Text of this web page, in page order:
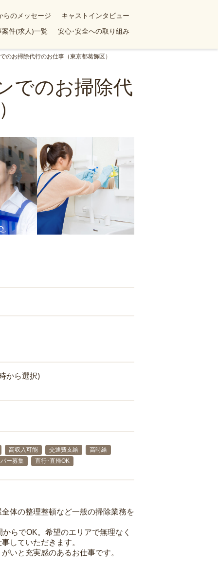
らのメッセージ
キャストインタビュー
案件(求人)一覧 安心･安全への取り組み
のお掃除代行のお仕事（東京都葛飾区）
でのお掃除代
から選択)
高収入可能 交通費支給
高時給
ー募集 直行･直帰OK
体の整理整頓など一般の掃除業務を
らでOK。希望のエリアで無理なく
していただきます。
いと充実感のあるお仕事です。